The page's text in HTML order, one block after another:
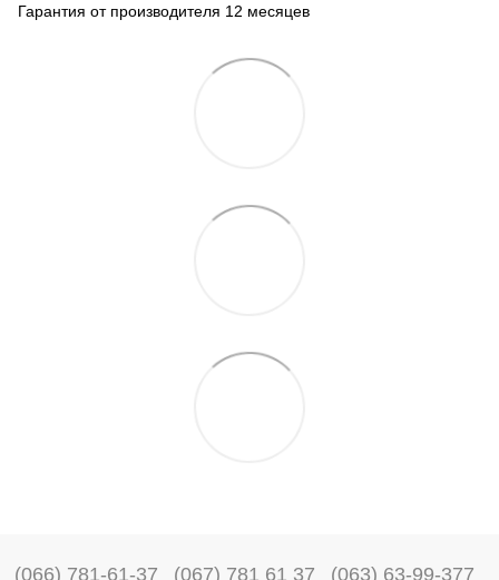
Гарантия от производителя 12 месяцев
(066) 781-61-37 (067) 781 61 37 (063) 63-99-377